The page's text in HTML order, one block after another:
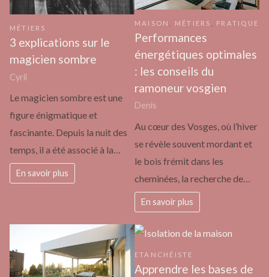
MÉTIERS
3 explications sur le
magicien sombre
Cyril
Le magicien sombre est une
figure énigmatique et
fascinante. Depuis la nuit des
temps, il a été associé à la…
En savoir plus
MAISON MÉTIERS PRATIQUE
Performances
énergétiques optimales
: les conseils du
ramoneur vosgien
Denis
Au cœur des Vosges, où l’hiver
se révèle souvent mordant et
le bois frémit dans les
cheminées, la recherche de…
En savoir plus
ETANCHÉISTE
Apprendre les bases de